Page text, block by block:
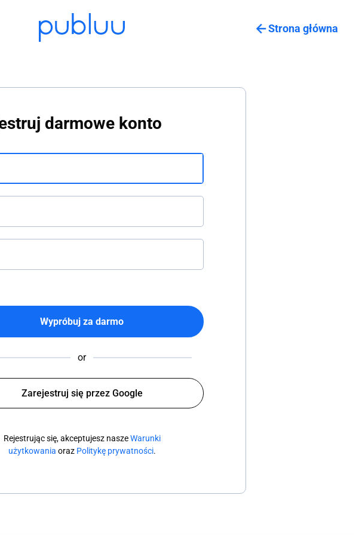
Strona główna
darmowe konto
Wypróbuj za darmo
or
Zarejestruj się przez Google
Rejestrując się, akceptujesz naszeWarunki
użytkowania oraz Politykę prywatności.